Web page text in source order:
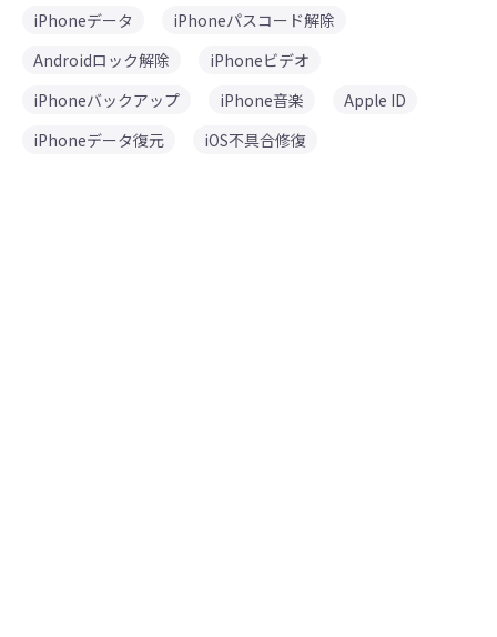
iPhoneデータ
iPhoneパスコード解除
Androidロック解除
iPhoneビデオ
iPhoneバックアップ
iPhone音楽
Apple ID
iPhoneデータ復元
iOS不具合修復